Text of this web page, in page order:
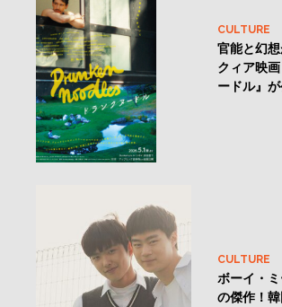
CULTURE
官能と幻
クィア映
ードル』
CULTURE
ボーイ・
の傑作！